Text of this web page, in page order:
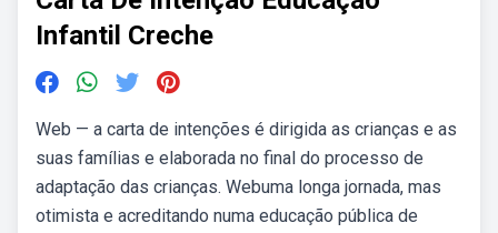
Infantil Creche
Web — a carta de intenções é dirigida as crianças e as
suas famílias e elaborada no final do processo de
adaptação das crianças. Webuma longa jornada, mas
otimista e acreditando numa educação pública de